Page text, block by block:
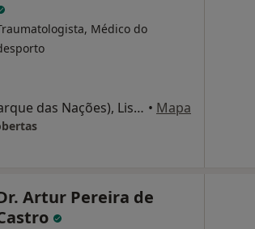
Médico do
R. Mário Botas (Parque das Nações), Lisboa • Mapa
Artur Pereira de